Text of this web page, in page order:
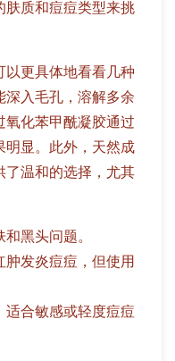
肤质和痘痘类型来挑
更具体地看看几种
入毛孔，溶解多余
化苯甲酰凝胶通过
明显。此外，天然成
了温和的选择，尤其
黑头问题。
肿发炎痘痘，但使用
适合敏感或轻度痘痘